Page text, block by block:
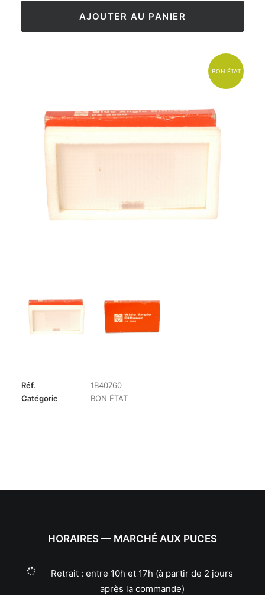
AJOUTER AU PANIER
BON ÉTAT
Réf.
1B40760
Catégorie
BON ÉTAT
HORAIRES — MARCHÉ AUX PUCES
Retrait : entre 10h et 17h (à partir de 2 jours
après la commande)